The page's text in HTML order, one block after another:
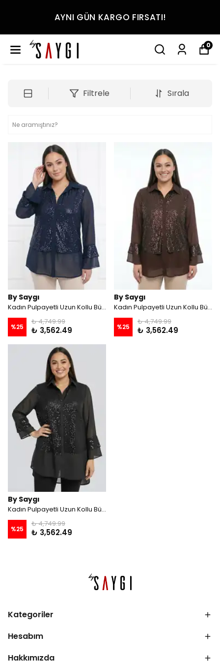
AYNI GÜN KARGO FIRSATI!
0
Filtrele Sırala
By Saygı
Kadın Pulpayetli Uzun Kollu Büyük Beden Şifon Gömlek - Lacivert
%25
₺ 4,749.99
₺ 3,562.49
By Saygı
Kadın Pulpayetli Uzun Kollu Büyük Beden Şifon Gömlek - Kahve
%25
₺ 4,749.99
₺ 3,562.49
By Saygı
Kadın Pulpayetli Uzun Kollu Büyük Beden Şifon Gömlek - Siyah
%25
₺ 4,749.99
₺ 3,562.49
Kategoriler
Hesabım
Hakkımızda